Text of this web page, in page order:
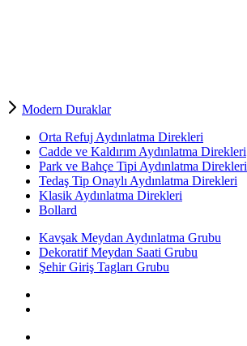
Modern Duraklar
Orta Refuj Aydınlatma Direkleri
Cadde ve Kaldırım Aydınlatma Direkleri
Park ve Bahçe Tipi Aydınlatma Direkleri
Tedaş Tip Onaylı Aydınlatma Direkleri
Klasik Aydınlatma Direkleri
Bollard
Kavşak Meydan Aydınlatma Grubu
Dekoratif Meydan Saati Grubu
Şehir Giriş Tagları Grubu